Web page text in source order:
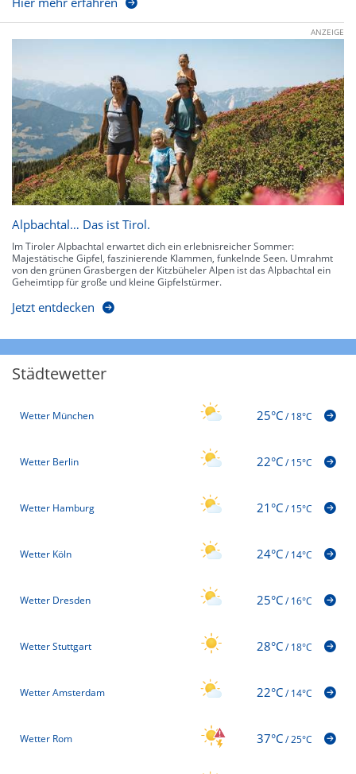
ANZEIGE
Alpbachtal… Das ist Tirol.
Im Tiroler Alpbachtal erwartet dich ein erlebnisreicher Sommer:
Majestätische Gipfel, faszinierende Klammen, funkelnde Seen. Umrahmt
von den grünen Grasbergen der Kitzbüheler Alpen ist das Alpbachtal ein
Geheimtipp für große und kleine Gipfelstürmer.
Jetzt entdecken
Städtewetter
Wetter München 25°C/18°C
Wetter Berlin 22°C/15°C
Wetter Hamburg 21°C/15°C
Wetter Köln 24°C/14°C
Wetter Dresden 25°C/16°C
Wetter Stuttgart 28°C/18°C
Wetter Amsterdam 22°C/14°C
Wetter Rom 37°C/25°C